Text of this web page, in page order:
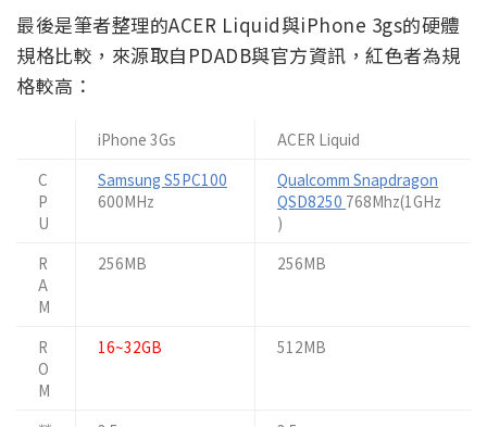
最後是筆者整理的ACER Liquid與iPhone 3gs的硬體
規格比較，來源取自PDADB與官方資訊，紅色者為規
格較高：
iPhone 3Gs
ACER Liquid
C
P
U
Samsung S5PC100
600MHz
Qualcomm Snapdragon
QSD8250 768Mhz(1GHz
)
R
A
M
256MB 256MB
R
O
M
16~32GB 512MB